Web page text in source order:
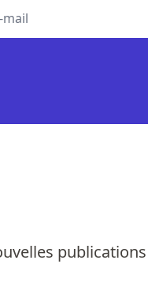
publications